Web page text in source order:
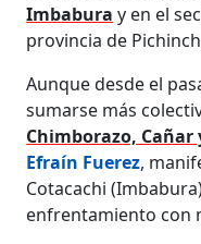
Imbabura y en el
provincia de
Aunque desde el
sumarse más
Chimborazo, Cañar
Efraín Fuerez,
Cotacachi
enfrentamiento con